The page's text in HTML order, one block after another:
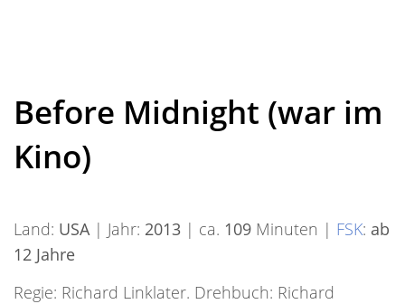
Before Midnight (war im
Kino)
Land: USA| Jahr: 2013 | ca. 109 Minuten | FSK: ab
12 Jahre
Regie: Richard Linklater. Drehbuch: Richard